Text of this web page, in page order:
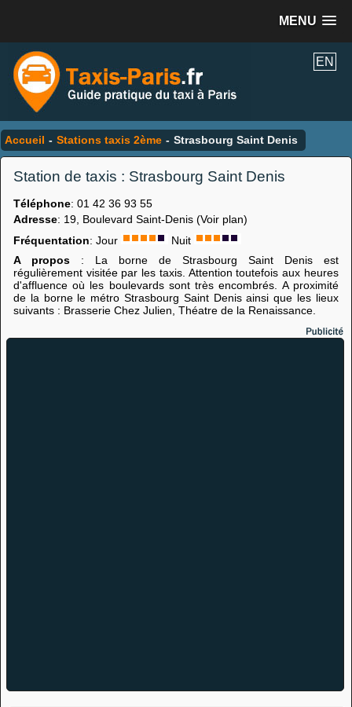
MENU
EN
Accueil - Stations taxis 2ème - Strasbourg Saint Denis
Station de taxis : Strasbourg Saint Denis
Téléphone: 01 42 36 93 55
Adresse: 19, Boulevard Saint-Denis (Voir plan)
Fréquentation: Jour
Nuit
A propos: La borne de Strasbourg Saint Denis est
régulièrement visitée par les taxis. Attention toutefois aux heures
d'affluence où les boulevards sont très encombrés. A proximité
de la borne le métro Strasbourg Saint Denis ainsi que les lieux
suivants : Brasserie Chez Julien, Théatre de la Renaissance.